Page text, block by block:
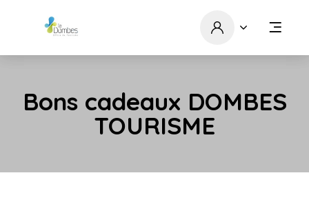
Bons cadeaux DOMBES
TOURISME